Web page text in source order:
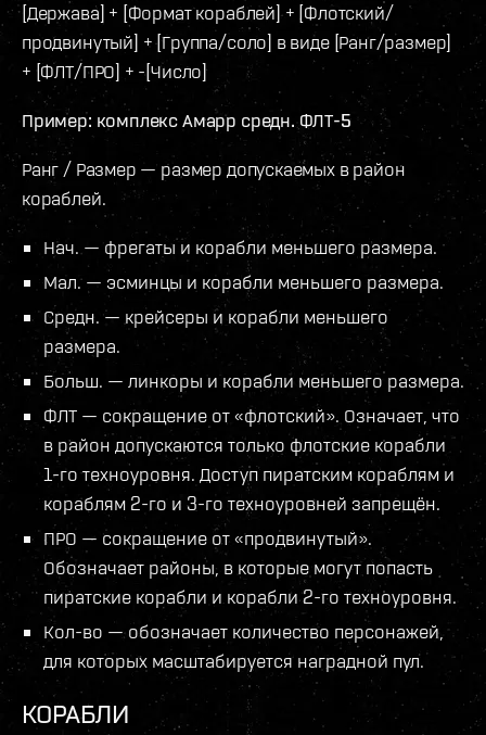
[Держава] + [Формат кораблей] + [Флотский/
продвинутый] + [Группа/соло] в виде [Ранг/размер]
+ [ФЛТ/ПРО] + -[Число]
Пример: комплекс Амарр средн. ФЛТ-5
Ранг / Размер — размер допускаемых в район
кораблей.
Нач. — фрегаты и корабли меньшего размера.
Мал. — эсминцы и корабли меньшего размера.
Средн. — крейсеры и корабли меньшего
размера.
Больш. — линкоры и корабли меньшего размера.
ФЛТ — сокращение от «флотский». Означает, что
в район допускаются только флотские корабли
1-го техноуровня. Доступ пиратским кораблям и
кораблям 2-го и 3-го техноуровней запрещён.
ПРО — сокращение от «продвинутый».
Обозначает районы, в которые могут попасть
пиратские корабли и корабли 2-го техноуровня.
Кол-во — обозначает количество персонажей,
для которых масштабируется наградной пул.
КОРАБЛИ